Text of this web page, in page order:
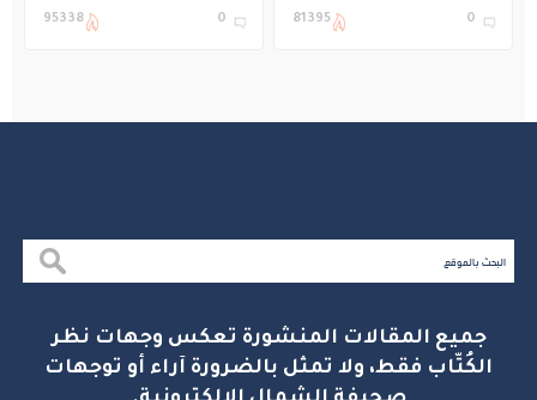
التعليم في المملكة
0
81395
بنادي غراس الصيفي
0
95338
جميع المقالات المنشورة تعكس وجهات نظر
الكُتّاب فقط، ولا تمثل بالضرورة آراء أو توجهات